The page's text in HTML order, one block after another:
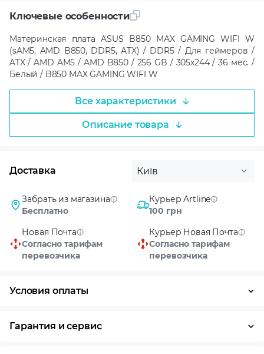
Ключевые особенности
Материнская плата ASUS B850 MAX GAMING WIFI W
(sAM5, AMD B850, DDR5, ATX) / DDR5 / Для геймеров /
ATX / AMD AM5 / AMD B850 / 256 GB / 305x244 / 36 мес. /
Белый / B850 MAX GAMING WIFI W
Все характеристики
Описание товара
Доставка Київ
Забрать из магазина
Бесплатно
Курьер Artline
100 грн
Новая Почта
Согласно тарифам
перевозчика
Курьер Новая Почта
Согласно тарифам
перевозчика
Условия оплаты
Гарантия и сервис